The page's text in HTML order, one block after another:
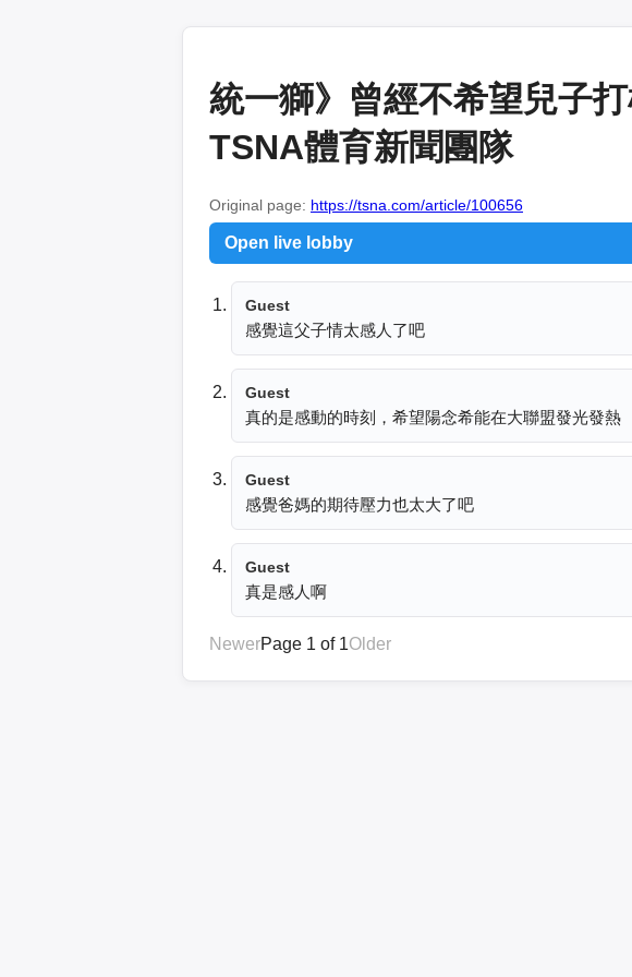
統一獅》曾經不希望兒子
TSNA體育新聞團隊
Original page: https://tsna.com/article/100656
Open live lobby
Guest
感覺這父子情太感人了吧
Guest
真的是感動的時刻，希望陽念希能在大聯盟發光發熱
Guest
感覺爸媽的期待壓力也太大了吧
Guest
真是感人啊
NewerPage 1 of 1Older